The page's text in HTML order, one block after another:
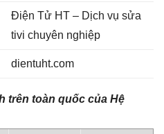
Điện Tử HT – Dịch vụ sửa
tivi chuyên nghiệp
dientuht.com
trên toàn quốc của Hệ